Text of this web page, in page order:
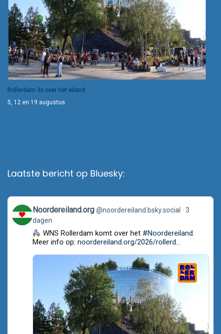
Rollerdam 3x over het eiland
5, 12 en 19 augustus
Laatste bericht op Bluesky:
View
post
by
Noordereiland.org
Bluesky
Noordereiland.org @noordereiland.bsky.social
3
dagen
WNS Rollerdam komt over het #Noordereiland.
Meer info op: noordereiland.org/2026/rollerd...